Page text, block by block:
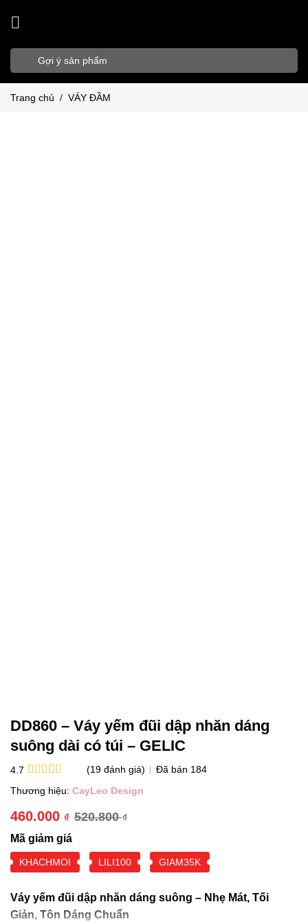
qua
kiếm:
Trang chủ / VÁY ĐẦM
DD860 – Váy yếm đũi dập nhăn dáng
suông dài có túi – GELIC
4.7
trên 5
dựa trên
(19đánh giá) Đã bán 184
Thương hiệu: CayLeo Design
520.800₫
gốc
là:
520.800 ₫.
460.000 ₫
hiện
tại
là:
Mã giảm giá
KHACHMOI LILI100 GIAM35K
Váy yếm đũi dập nhăn dáng suông – Nhẹ Mát, Tối
Giản, Tôn Dáng Chuẩn